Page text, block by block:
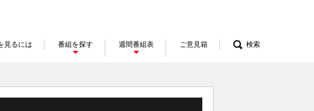
見るには 番組を探す 週間番組表 ご意見箱 検索